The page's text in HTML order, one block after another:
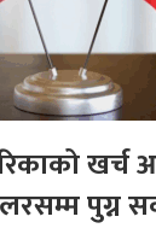
पुग्न